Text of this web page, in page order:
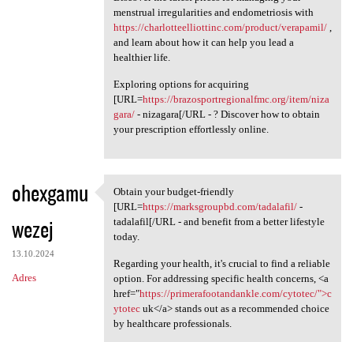
menstrual irregularities and endometriosis with
https://charlotteelliottinc.com/product/verapamil/,
and learn about how it can help you lead a
healthier life.
Exploring options for acquiring
[URL=https://brazosportregionalfmc.org/item/niza
gara/- nizagara[/URL - ? Discover how to obtain
your prescription effortlessly online.
ohexgamu
wezej
13.10.2024
Adres
Obtain your budget-friendly
Obtain your budget-friendly
[URL=https://marksgroupbd.com/tadalafil/-
tadalafil[/URL - and benefit from a better lifestyle
today.
Regarding your health, it's crucial to find a reliable
option. For addressing specific health concerns, <a
href="https://primerafootandankle.com/cytotec/">c
ytotecuk</a> stands out as a recommended choice
by healthcare professionals.